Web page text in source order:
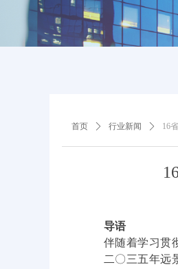
首页 ꄲ 行业新闻 ꄲ 16
导语
伴随着学习贯
二〇三五年远